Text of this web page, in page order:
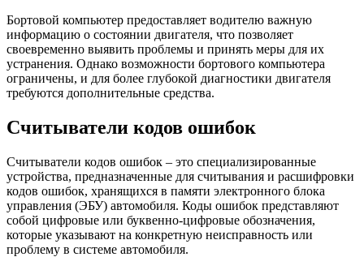
Бортовой компьютер предоставляет водителю важную
информацию о состоянии двигателя, что позволяет
своевременно выявить проблемы и принять меры для их
устранения. Однако возможности бортового компьютера
ограничены, и для более глубокой диагностики двигателя
требуются дополнительные средства.
Считыватели кодов ошибок
Считыватели кодов ошибок – это специализированные
устройства, предназначенные для считывания и расшифровки
кодов ошибок, хранящихся в памяти электронного блока
управления (ЭБУ) автомобиля. Коды ошибок представляют
собой цифровые или буквенно-цифровые обозначения,
которые указывают на конкретную неисправность или
проблему в системе автомобиля.